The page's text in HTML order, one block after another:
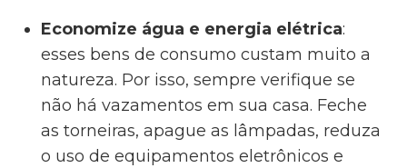
Economize água e energia elétrica:
esses bens de consumo custam muito a
natureza. Por isso, sempre verifique se
não há vazamentos em sua casa. Feche
as torneiras, apague as lâmpadas, reduza
o uso de equipamentos eletrônicos e